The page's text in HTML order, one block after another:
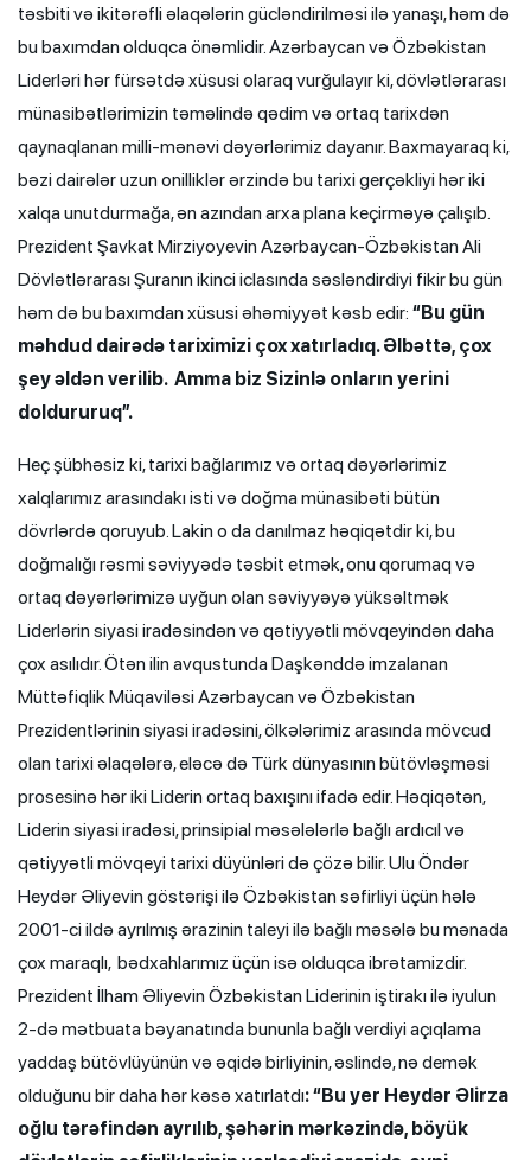
təsbiti və ikitərəfli əlaqələrin gücləndirilməsi ilə yanaşı, həm də
bu baxımdan olduqca önəmlidir. Azərbaycan və Özbəkistan
Liderləri hər fürsətdə xüsusi olaraq vurğulayır ki, dövlətlərarası
münasibətlərimizin təməlində qədim və ortaq tarixdən
qaynaqlanan milli-mənəvi dəyərlərimiz dayanır. Baxmayaraq ki,
bəzi dairələr uzun onilliklər ərzində bu tarixi gerçəkliyi hər iki
xalqa unutdurmağa, ən azından arxa plana keçirməyə çalışıb.
Prezident Şavkat Mirziyoyevin Azərbaycan-Özbəkistan Ali
Dövlətlərarası Şuranın ikinci iclasında səsləndirdiyi fikir bu gün
həm də bu baxımdan xüsusi əhəmiyyət kəsb edir: “Bu gün
məhdud dairədə tariximizi çox xatırladıq. Əlbəttə, çox
şey əldən verilib. Amma biz Sizinlə onların yerini
doldururuq”.
Heç şübhəsiz ki, tarixi bağlarımız və ortaq dəyərlərimiz
xalqlarımız arasındakı isti və doğma münasibəti bütün
dövrlərdə qoruyub. Lakin o da danılmaz həqiqətdir ki, bu
doğmalığı rəsmi səviyyədə təsbit etmək, onu qorumaq və
ortaq dəyərlərimizə uyğun olan səviyyəyə yüksəltmək
Liderlərin siyasi iradəsindən və qətiyyətli mövqeyindən daha
çox asılıdır. Ötən ilin avqustunda Daşkənddə imzalanan
Müttəfiqlik Müqaviləsi Azərbaycan və Özbəkistan
Prezidentlərinin siyasi iradəsini, ölkələrimiz arasında mövcud
olan tarixi əlaqələrə, eləcə də Türk dünyasının bütövləşməsi
prosesinə hər iki Liderin ortaq baxışını ifadə edir. Həqiqətən,
Liderin siyasi iradəsi, prinsipial məsələlərlə bağlı ardıcıl və
qətiyyətli mövqeyi tarixi düyünləri də çözə bilir. Ulu Öndər
Heydər Əliyevin göstərişi ilə Özbəkistan səfirliyi üçün hələ
2001-ci ildə ayrılmış ərazinin taleyi ilə bağlı məsələ bu mənada
çox maraqlı, bədxahlarımız üçün isə olduqca ibrətamizdir.
Prezident İlham Əliyevin Özbəkistan Liderinin iştirakı ilə iyulun
2-də mətbuata bəyanatında bununla bağlı verdiyi açıqlama
yaddaş bütövlüyünün və əqidə birliyinin, əslində, nə demək
olduğunu bir daha hər kəsə xatırlatdı: “Bu yer Heydər Əlirza
oğlu tərəfindən ayrılıb, şəhərin mərkəzində, böyük